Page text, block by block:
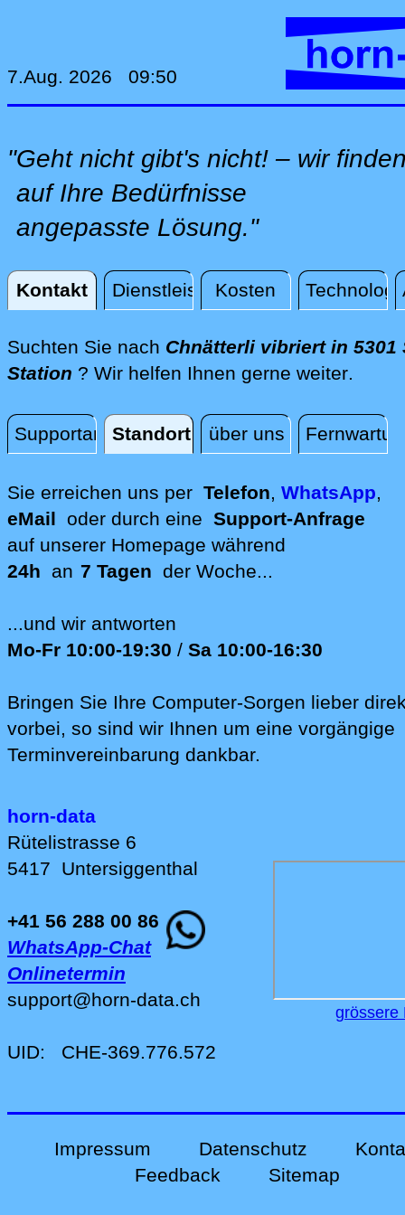
7.Aug. 2026 09:50
"Geht nicht gibt's nicht! – wir
auf Ihre Bedürfnisse
angepasste Lösung."
Kontakt Dienstleistungen
Kosten
Kontakt
Suchten Sie nach Chnätterli vibriert in 5301
Station ? Wir helfen Ihnen gerne weiterdirekt
.
SupportanfrageStandort über uns
Standort
Sie erreichen uns per Telefon, WhatsApp,
eMail oder durch eine Support-Anfrage
auf unserer Homepage während
24h an 7 Tagen der Woche...
...und wir antworten
Mo-Fr 10:00-19:30 / Sa 10:00-16:30
Bringen Sie Ihre Computer-Sorgen lieber
vorbei, so sind wir Ih‍nen um eine vorgängige
Terminvereinbarung dankbar.
horn-data
Rütelistrasse 6
5417 Untersiggenthal
+41 56 288 00 86
WhatsApp-Chat
Onlinetermin
support@horn-data.ch
UID: CHE-369.776.572
grössere
Impressum Datenschutz
Feedback
Sitemap